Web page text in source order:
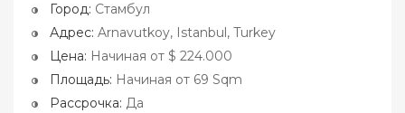
Город: Стамбул
Адрес: Arnavutkoy, Istanbul, Turkey
Цена: Начиная от $ 224.000
Площадь: Начиная от 69 Sqm
Рассрочка: Да